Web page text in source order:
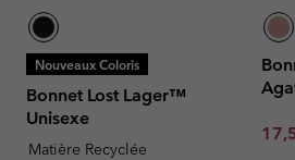
Nouveaux Coloris
Bonnet Lost Lager™
Unisexe
Matière Recyclée